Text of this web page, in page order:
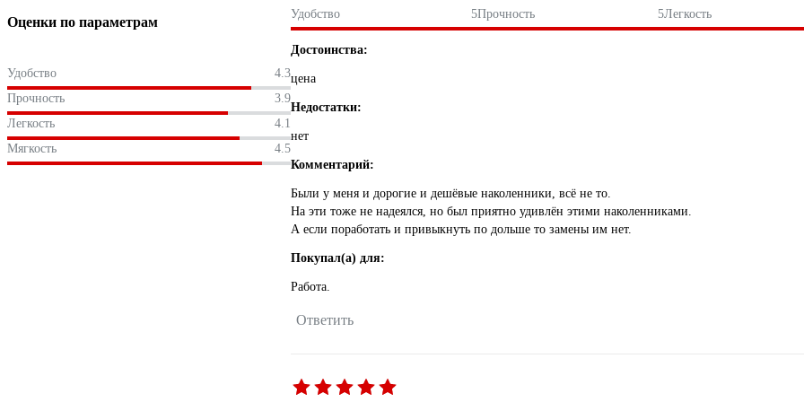
Оценки по параметрам
Удобство
4.3
Прочность
3.9
Легкость
4.1
Мягкость
4.5
Удобство 5Прочность 5Легкость
Достоинства:
цена
Недостатки:
нет
Комментарий:
Были у меня и дорогие и дешёвые наколенники, всё не то.
На эти тоже не надеялся, но был приятно удивлён этими наколенниками.
А если поработать и привыкнуть по дольше то замены им нет.
Покупал(а) для:
Работа.
Ответить